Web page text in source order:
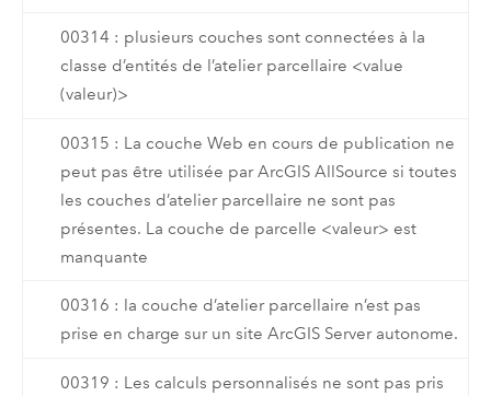
00314 : plusieurs couches sont connectées à la
classe d’entités de l’atelier parcellaire <value
(valeur)>
00315 : La couche Web en cours de publication ne
peut pas être utilisée par ArcGIS AllSource si toutes
les couches d’atelier parcellaire ne sont pas
présentes. La couche de parcelle <valeur> est
manquante
00316 : la couche d’atelier parcellaire n’est pas
prise en charge sur un site ArcGIS Server autonome.
00319 : Les calculs personnalisés ne sont pas pris